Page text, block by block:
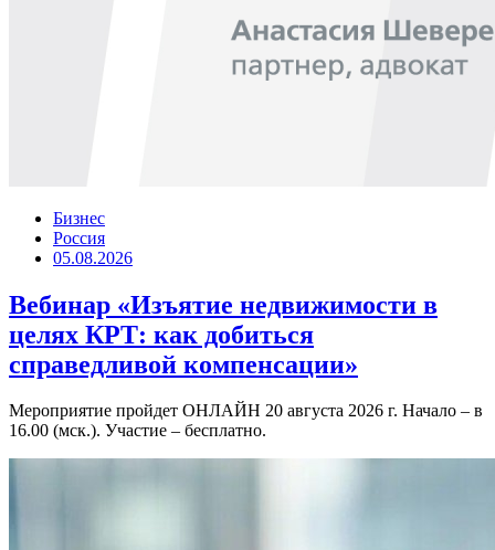
Бизнес
Россия
05.08.2026
Вебинар «Изъятие недвижимости в
целях КРТ: как добиться
справедливой компенсации»
Мероприятие пройдет ОНЛАЙН 20 августа 2026 г. Начало – в
16.00 (мск.). Участие – бесплатно.